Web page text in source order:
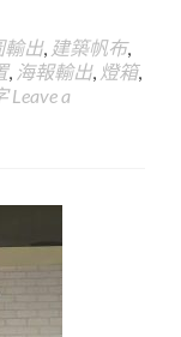
輸出, 建築帆布,
, 海報輸出, 燈箱,
Leave a